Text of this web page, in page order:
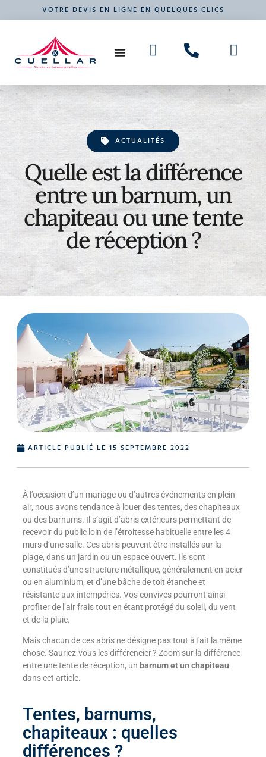
VOTRE DEVIS EN LIGNE EN QUELQUES CLICS
ACTUALITÉS
Quelle est la différence
entre un barnum, un
chapiteau ou une tente
de réception ?
ARTICLE PUBLIÉ LE 15 SEPTEMBRE 2022
À l’occasion d’un mariage ou d’autres événements en plein
air, nous avons tendance à louer des tentes, des chapiteaux
ou des barnums. Il s’agit d’abris extérieurs permettant de
recevoir du public loin de l’étroitesse habituelle entre les 4
murs d’une salle. Ces abris peuvent être installés sur la
plage, dans un jardin ou un espace ouvert. Ils sont
constitués d’une structure métallique, généralement en acier
ou en aluminium, et d’une bâche de toit étanche et
résistante aux intempéries. Vos convives pourront ainsi
profiter de l’air frais tout en étant protégé du soleil, du vent
et de la pluie.
Mais chacun de ces abris ne désigne pas tout à fait la même
chose. Sauriez-vous les différencier ? Zoom sur la différence
entre une tente de réception, un barnum et un chapiteau
dans cet article.
Tentes, barnums,
chapiteaux : quelles
différences ?